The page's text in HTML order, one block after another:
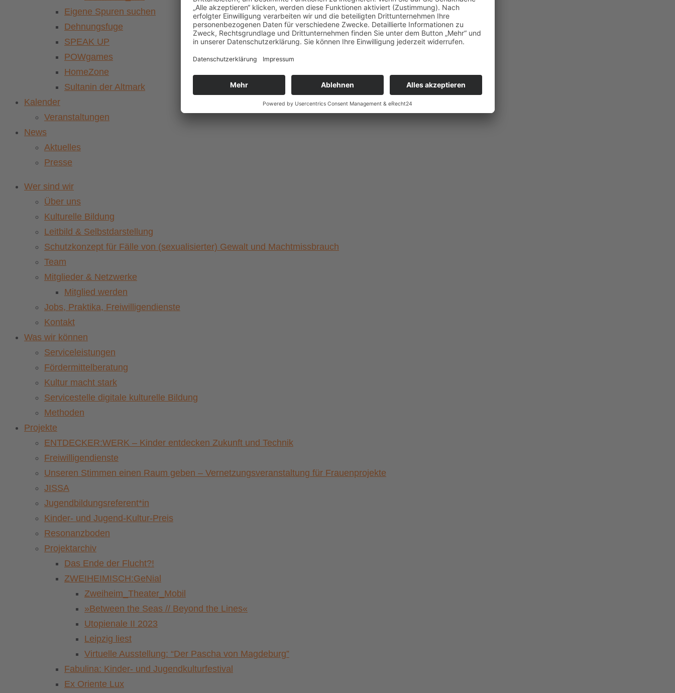
Eigene Spuren suchen
Dehnungsfuge
SPEAK UP
POWgames
HomeZone
Sultanin der Altmark
Kalender
Veranstaltungen
News
Aktuelles
Presse
Wer sind wir
Über uns
Kulturelle Bildung
Leitbild & Selbstdarstellung
Schutzkonzept für Fälle von (sexualisierter) Gewalt und Machtmissbrauch
Team
Mitglieder & Netzwerke
Mitglied werden
Jobs, Praktika, Freiwilligendienste
Kontakt
Was wir können
Serviceleistungen
Fördermittelberatung
Kultur macht stark
Servicestelle digitale kulturelle Bildung
Methoden
Projekte
ENTDECKER:WERK – Kinder entdecken Zukunft und Technik
Freiwilligendienste
Unseren Stimmen einen Raum geben – Vernetzungsveranstaltung für Frauenprojekte
JISSA
Jugendbildungsreferent*in
Kinder- und Jugend-Kultur-Preis
Resonanzboden
Projektarchiv
Das Ende der Flucht?!
ZWEIHEIMISCH:GeNial
Zweiheim_Theater_Mobil
»Between the Seas // Beyond the Lines«
Utopienale II 2023
Leipzig liest
Virtuelle Ausstellung: “Der Pascha von Magdeburg”
Fabulina: Kinder- und Jugendkulturfestival
Ex Oriente Lux